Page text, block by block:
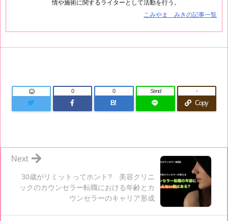
情や施術に関するライターとして活動を行う。
こみやま みきの記事一覧
0
B!
0 Send
Copy
-
30歳がリミットってホント? 美容クリニ
ックのカウンセラー転職における年齢とカ
ウンセラーのキャリア形成
Next